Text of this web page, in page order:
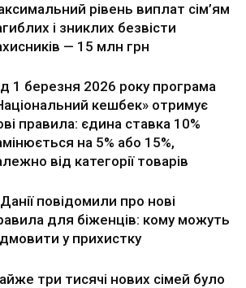
рівень виплат сім’ям
і зниклих безвісти
— 15 млн грн
1 березня 2026 року програма
кешбек» отримує
правила: єдина ставка 10%
на 5% або 15%,
від категорії товарів
повідомили про нові
для біженців: кому можуть
у прихистку
три тисячі нових сімей було